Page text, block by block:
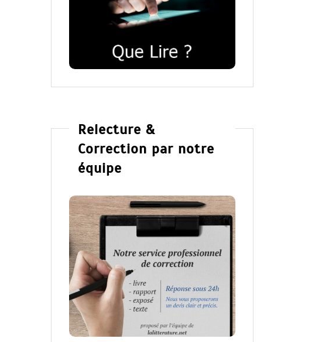
Relecture &
Correction par notre
équipe